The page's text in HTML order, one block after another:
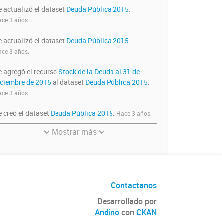
actualizó el dataset Deuda Pública 2015.
3 años.
actualizó el dataset Deuda Pública 2015.
3 años.
agregó el recursoStock de la Deuda al 31 de
de 2015 al dataset Deuda Pública 2015.
3 años.
creó el dataset Deuda Pública 2015. Hace 3 años.
Mostrar más
Contactanos
Desarrollado por
Andinocon CKAN